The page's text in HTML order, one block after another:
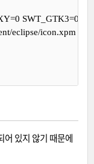
SWT_GTK3=0
eclipse/icon.xpm
있지 않기 때문에